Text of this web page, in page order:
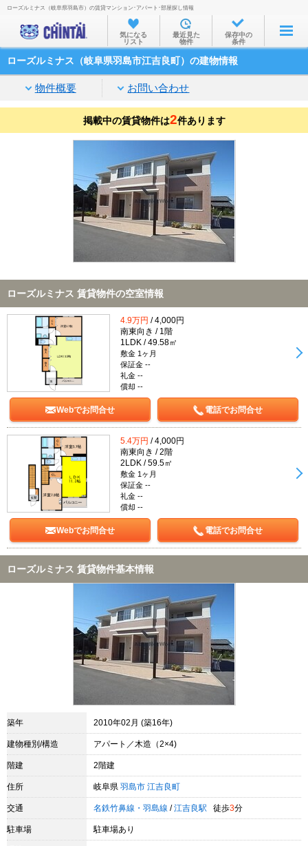
お部屋を探す
沿線・駅から
住所から
家賃相場から
通勤通学時間から
不動産会社から
TOP
ローズルミナス（岐阜県羽島市）の賃貸マンション･アパート･部屋探し情報
気になる
リスト
最近見た
物件
保存中の
条件
ローズルミナス（岐阜県羽島市江吉良町）の建物情報
物件概要 お問い合わせ
掲載中の賃貸物件は2件あります
ローズルミナス 賃貸物件の空室情報
4.9万円 / 4,000円
南東向き / 1階
1LDK / 49.58㎡
敷金 1ヶ月
保証金 --
礼金 --
償却 --
Webでお問合せ 電話でお問合せ
5.4万円 / 4,000円
南東向き / 2階
2LDK / 59.5㎡
敷金 1ヶ月
保証金 --
礼金 --
償却 --
Webでお問合せ 電話でお問合せ
ローズルミナス 賃貸物件基本情報
築年 2010年02月 (築16年)
建物種別/構造 アパート／木造（2×4)
階建 2階建
住所 岐阜県 羽島市 江吉良町
交通 名鉄竹鼻線・羽島線 / 江吉良駅 徒歩3分
駐車場 駐車場あり